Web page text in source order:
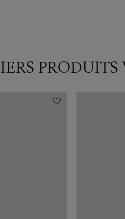
PRODUITS